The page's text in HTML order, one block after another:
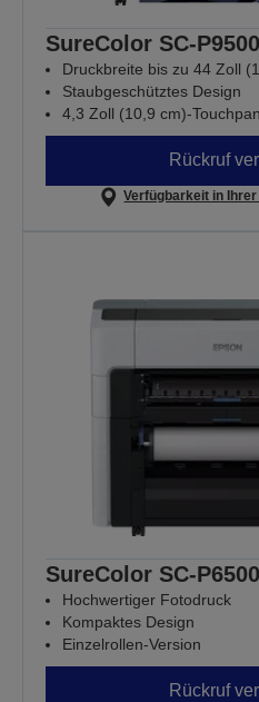
SureColor SC-
Druckbreite bis zu 44 Zoll
Staubgeschütztes Design
4,3 Zoll (10,9 cm)-
Rückruf
Verfügbarkeit in Ihrer
SureColor SC-
Hochwertiger Fotodruck
Kompaktes Design
Einzelrollen-Version
Rückruf